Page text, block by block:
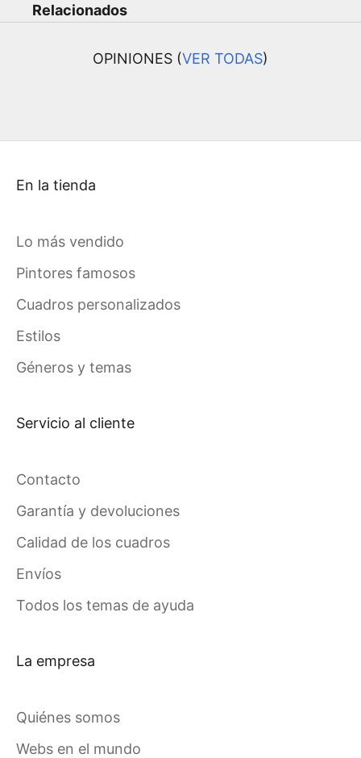
Relacionados
OPINIONES (VER TODAS)
En la tienda
Lo más vendido
Pintores famosos
Cuadros personalizados
Estilos
Géneros y temas
Servicio al cliente
Contacto
Garantía y devoluciones
Calidad de los cuadros
Envíos
Todos los temas de ayuda
La empresa
Quiénes somos
Webs en el mundo